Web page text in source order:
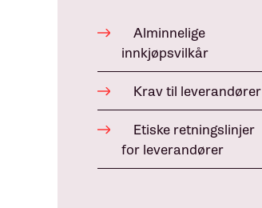
Alminnelige
innkjøpsvilkår
Krav til leverandører
Etiske retningslinjer
for leverandører